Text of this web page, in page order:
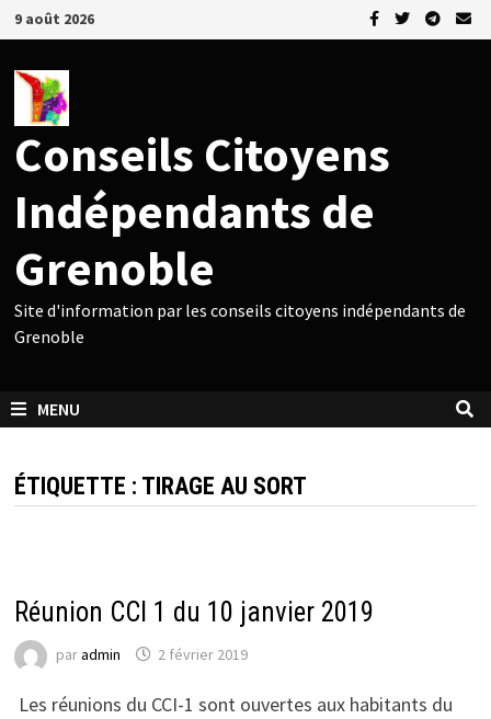
Passer
au
contenu
9 août 2026
Conseils Citoyens
Indépendants de
Grenoble
Site d'information par les conseils citoyens indépendants de
Grenoble
MENU
ÉTIQUETTE : TIRAGE AU SORT
Réunion CCI 1 du 10 janvier 2019
paradmin 2 février 2019
Les réunions du CCI-1 sont ouvertes aux habitants du